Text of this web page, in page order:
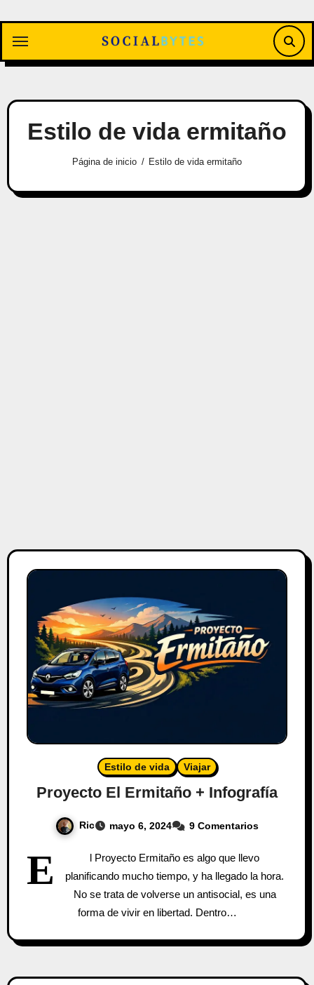
contenido
Estilo de vida ermitaño
Página de inicio Estilo de vida ermitaño
Estilo de vida Viajar
Proyecto El Ermitaño + Infografía
Ric mayo 6, 2024 9 Comentarios
E
l Proyecto Ermitaño es algo que llevo
planificando mucho tiempo, y ha llegado la hora.
No se trata de volverse un antisocial, es una
forma de vivir en libertad. Dentro…